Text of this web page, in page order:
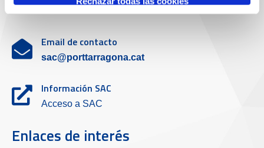
Email de contacto
sac@porttarragona.cat
Información SAC
Acceso a SAC
Enlaces de interés